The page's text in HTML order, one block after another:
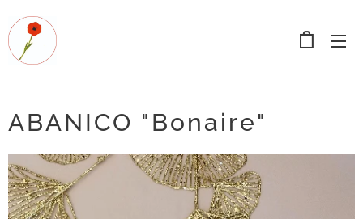
ABANICO "Bonaire"